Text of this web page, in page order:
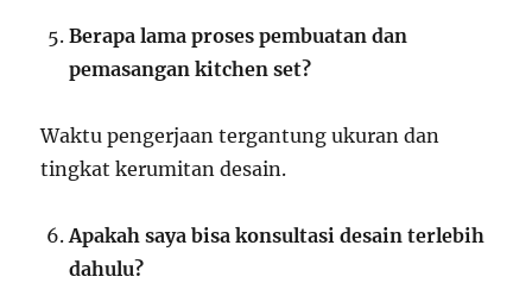
Berapa lama proses pembuatan dan
pemasangan kitchen set?
Waktu pengerjaan tergantung ukuran dan
tingkat kerumitan desain.
Apakah saya bisa konsultasi desain terlebih
dahulu?